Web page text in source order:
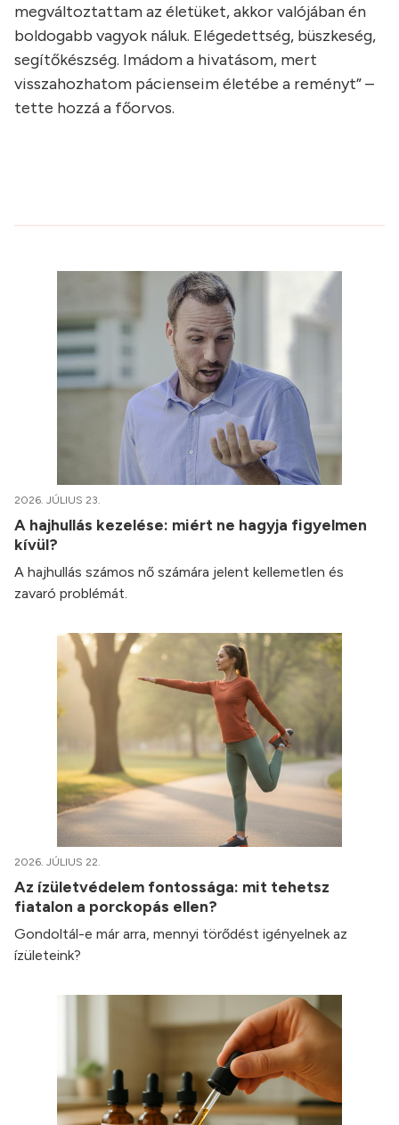
megváltoztattam az életüket, akkor valójában én
boldogabb vagyok náluk. Elégedettség, büszkeség,
segítőkészség. Imádom a hivatásom, mert
visszahozhatom pácienseim életébe a reményt” –
tette hozzá a főorvos.
2026. JÚLIUS 23.
A hajhullás kezelése: miért ne hagyja figyelmen
kívül?
A hajhullás számos nő számára jelent kellemetlen és
zavaró problémát.
2026. JÚLIUS 22.
Az ízületvédelem fontossága: mit tehetsz
fiatalon a porckopás ellen?
Gondoltál-e már arra, mennyi törődést igényelnek az
ízületeink?